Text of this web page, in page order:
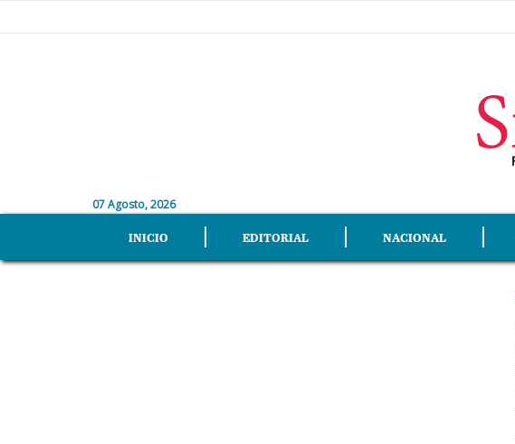
07 Agosto, 2026
INICIO EDITORIAL NACIONAL